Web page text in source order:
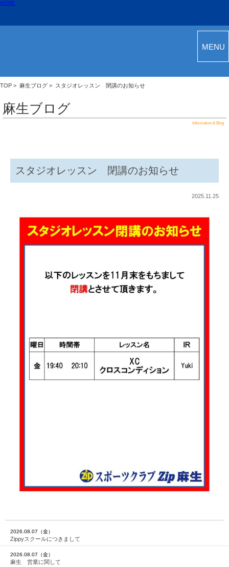
MENU
HOME
TOP > 麻生ブログ > スタジオレッスン 閉講のお知らせ
麻生ブログ
Information & Blog
スタジオレッスン 閉講のお知らせ
2025.11.25
2026.08.07（金）
Zippyスクールにつきまして
2026.08.07（金）
麻生 営業に関して